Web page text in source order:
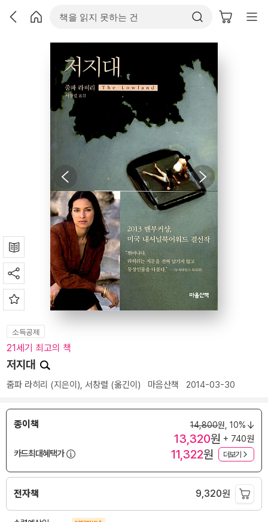
소득공제
21세기 최고의 책
저지대
줌파 라히리 (지은이), 서창렬 (옮긴이) 마음산책 2014-03-30
종이책 14,800원, 10%
13,320원 + 740원
카드최대혜택가
11,322원 더보기
전자책 9,320원